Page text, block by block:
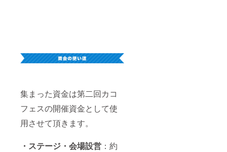
集まった資金は第二回カコ
フェスの開催資金として使
用させて頂きます。
・ステージ・会場設営 ：約